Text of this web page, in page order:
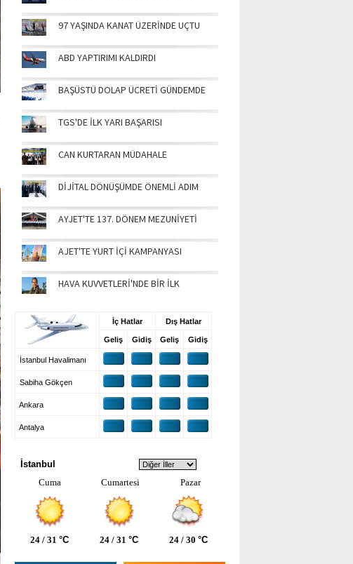
97 YAŞINDA KANAT ÜZERİNDE UÇTU
ABD YAPTIRIMI KALDIRDI
BAŞÜSTÜ DOLAP ÜCRETİ GÜNDEMDE
TGS'DE İLK YARI BAŞARISI
CAN KURTARAN MÜDAHALE
DİJİTAL DÖNÜŞÜMDE ÖNEMLİ ADIM
AYJET'TE 137. DÖNEM MEZUNİYETİ
AJET'TE YURT İÇİ KAMPANYASI
HAVA KUVVETLERİ'NDE BİR İLK
İç Hatlar Dış Hatlar
Geliş Gidiş Geliş Gidiş
İstanbul Havalimanı
Sabiha Gökçen
Ankara
Antalya
İstanbul
Cuma
Cumartesi Pazar
24 / 31 °C 24 / 31 °C 24 / 30 °C